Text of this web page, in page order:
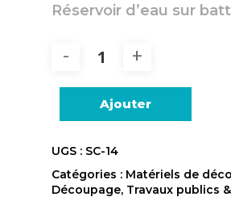
Réservoir d’eau sur
Ajouter
UGS : SC-14
Catégories : Matériels de
Découpage, Travaux publics